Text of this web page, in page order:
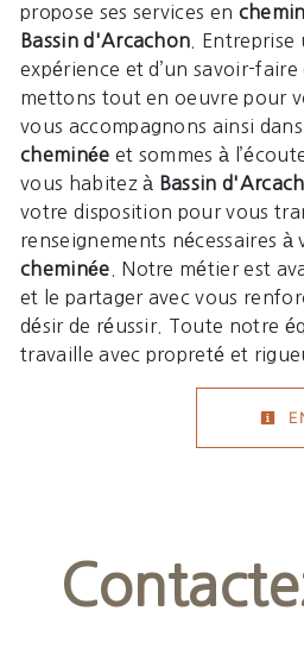
propose ses services en
Bassin d'Arcachon . Entreprise
expérience et d’un savoir-
mettons tout en oeuvre pour
vous accompagnons ainsi
cheminée et sommes à
vous habitez à Bassin
votre disposition pour vous
renseignements nécessaires à
cheminée . Notre métier est
et le partager avec vous
désir de réussir. Toute notre
travaille avec propreté et